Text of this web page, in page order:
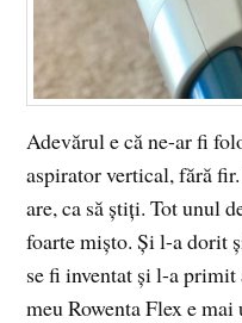
Adevărul e că ne-ar fi
aspirator vertical, fără
are, ca să știți. Tot unul
foarte mișto. Și l-a dorit
se fi inventat și l-a
meu Rowenta Flex e